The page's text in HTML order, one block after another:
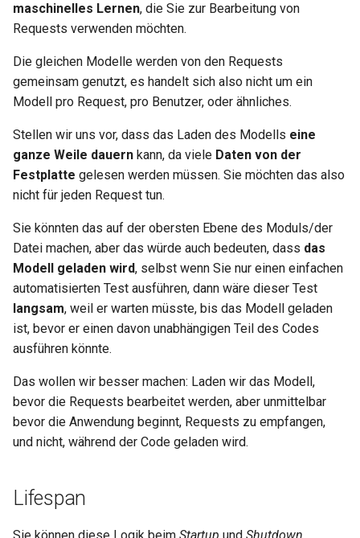
Formulardaten
Formularmodelle
Dateien im Request
Formulardaten und Dateien im
Request
Fehler behandeln
Pfadoperation-Konfiguration
JSON-kompatibler Encoder
Body – Aktualisierungen
Abhängigkeiten
Middleware
Sharing)
SQL (Relationale)
Static Files - StaticFiles
Templating - Jinja2Templates
Test Client - TestClient
maschinelles Lernen, die Sie zur Bearbeitung von
Requests verwenden möchten. 🤖
Die gleichen Modelle werden von den Requests
gemeinsam genutzt, es handelt sich also nicht um ein
Modell pro Request, pro Benutzer, oder ähnliches.
Stellen wir uns vor, dass das Laden des Modells eine
ganze Weile dauern kann, da viele Daten von der
Festplatte gelesen werden müssen. Sie möchten das also
nicht für jeden Request tun.
Sie könnten das auf der obersten Ebene des Moduls/der
Datei machen, aber das würde auch bedeuten, dass das
Modell geladen wird, selbst wenn Sie nur einen einfachen
automatisierten Test ausführen, dann wäre dieser Test
langsam, weil er warten müsste, bis das Modell geladen
ist, bevor er einen davon unabhängigen Teil des Codes
ausführen könnte.
Das wollen wir besser machen: Laden wir das Modell,
bevor die Requests bearbeitet werden, aber unmittelbar
bevor die Anwendung beginnt, Requests zu empfangen,
und nicht, während der Code geladen wird.
Lifespan